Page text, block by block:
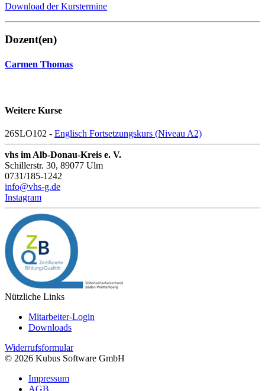
Download der Kurstermine
Dozent(en)
Carmen Thomas
Weitere Kurse
26SLO102 - Englisch Fortsetzungskurs (Niveau A2)
vhs im Alb-Donau-Kreis e. V.
Schillerstr. 30, 89077 Ulm
0731/185-1242
info@vhs-g.de
Instagram
Nützliche Links
Mitarbeiter-Login
Downloads
Widerrufsformular
© 2026 Kubus Software GmbH
Impressum
AGB